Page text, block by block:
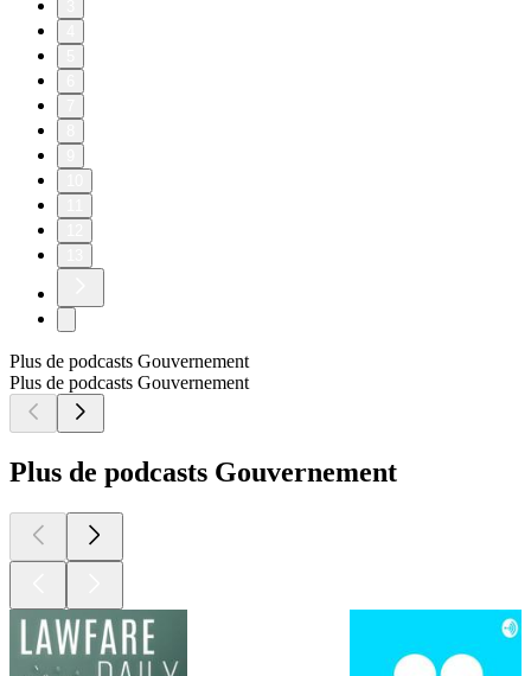
Plus de podcasts Gouvernement
Plus de podcasts Gouvernement
Plus de podcasts Gouvernement